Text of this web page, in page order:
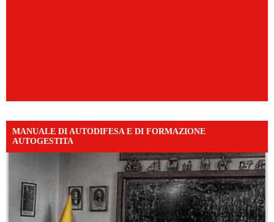
MANUALE DI AUTODIFESA E DI FORMAZIONE
AUTOGESTITA